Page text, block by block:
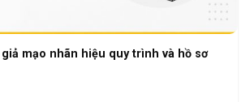
mạo nhãn hiệu quy trình và hồ sơ